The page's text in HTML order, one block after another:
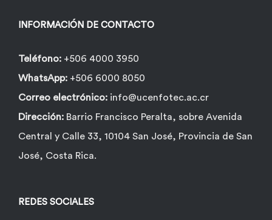
la
de
producto
INFORMACIÓN DE CONTACTO
Teléfono: +506 4000 3950
WhatsApp: +506 6000 8050
Correo electrónico: info@ucenfotec.ac.cr
Dirección: Barrio Francisco Peralta, sobre Avenida
Central y Calle 33, 10104 San José, Provincia de San
José, Costa Rica.
REDES SOCIALES